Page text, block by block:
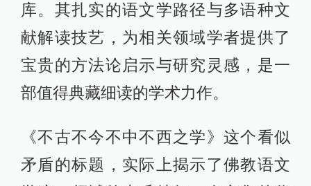
库。其扎实的语文学路径与多语种文
献解读技艺，为相关领域学者提供了
宝贵的方法论启示与研究灵感，是一
部值得典藏细读的学术力作。
《不古不今不中不西之学》这个看似
矛盾的标题，实际上揭示了佛教语文